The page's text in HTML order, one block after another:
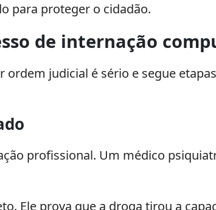
para proteger o cidadão.
de internação
judicial é sério e segue
profissional. Um médico
Ele prova que a droga tirou a